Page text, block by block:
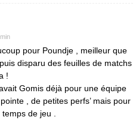
pour Poundje , meilleur que
disparu des feuilles de matchs
!
Gomis déjà pour une équipe
, de petites perfs’ mais pour
de jeu .